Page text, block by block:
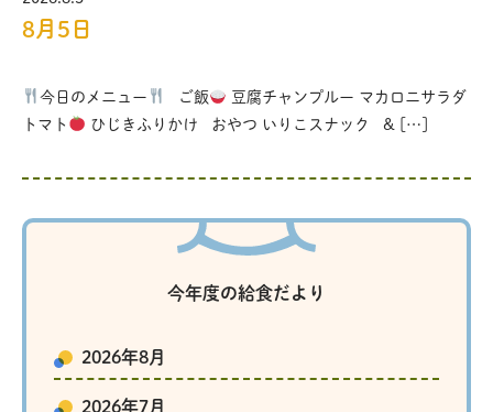
8月5日
今日のメニュー ご飯
豆腐チャンプルー マカロニサラダ
トマト
ひじきふりかけ おやつ いりこスナック & […]
今年度の給食だより
2026年8月
2026年7月